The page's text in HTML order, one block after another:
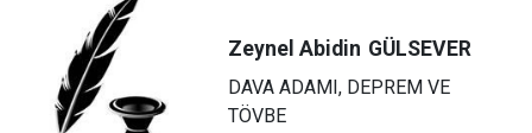
Zeynel Abidin GÜLSEVER
DAVA ADAMI, DEPREM VE
TÖVBE